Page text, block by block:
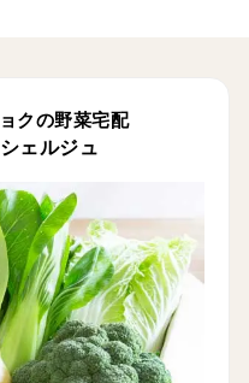
クの野菜宅配
ェルジュ